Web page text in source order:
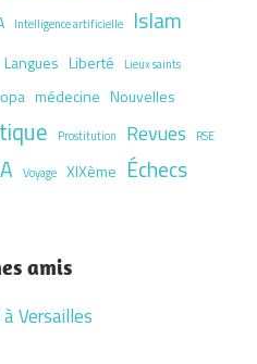
Intelligence artificielle Islam
Langues Liberté Lieux saints
médecine Nouvelles
Prostitution Revues RSE
Voyage XIXème Échecs
amis
Versailles